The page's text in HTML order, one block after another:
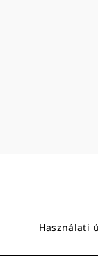
Használati